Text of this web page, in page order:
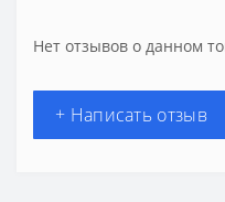
Нет отзывов о данном
+ Написать отзыв